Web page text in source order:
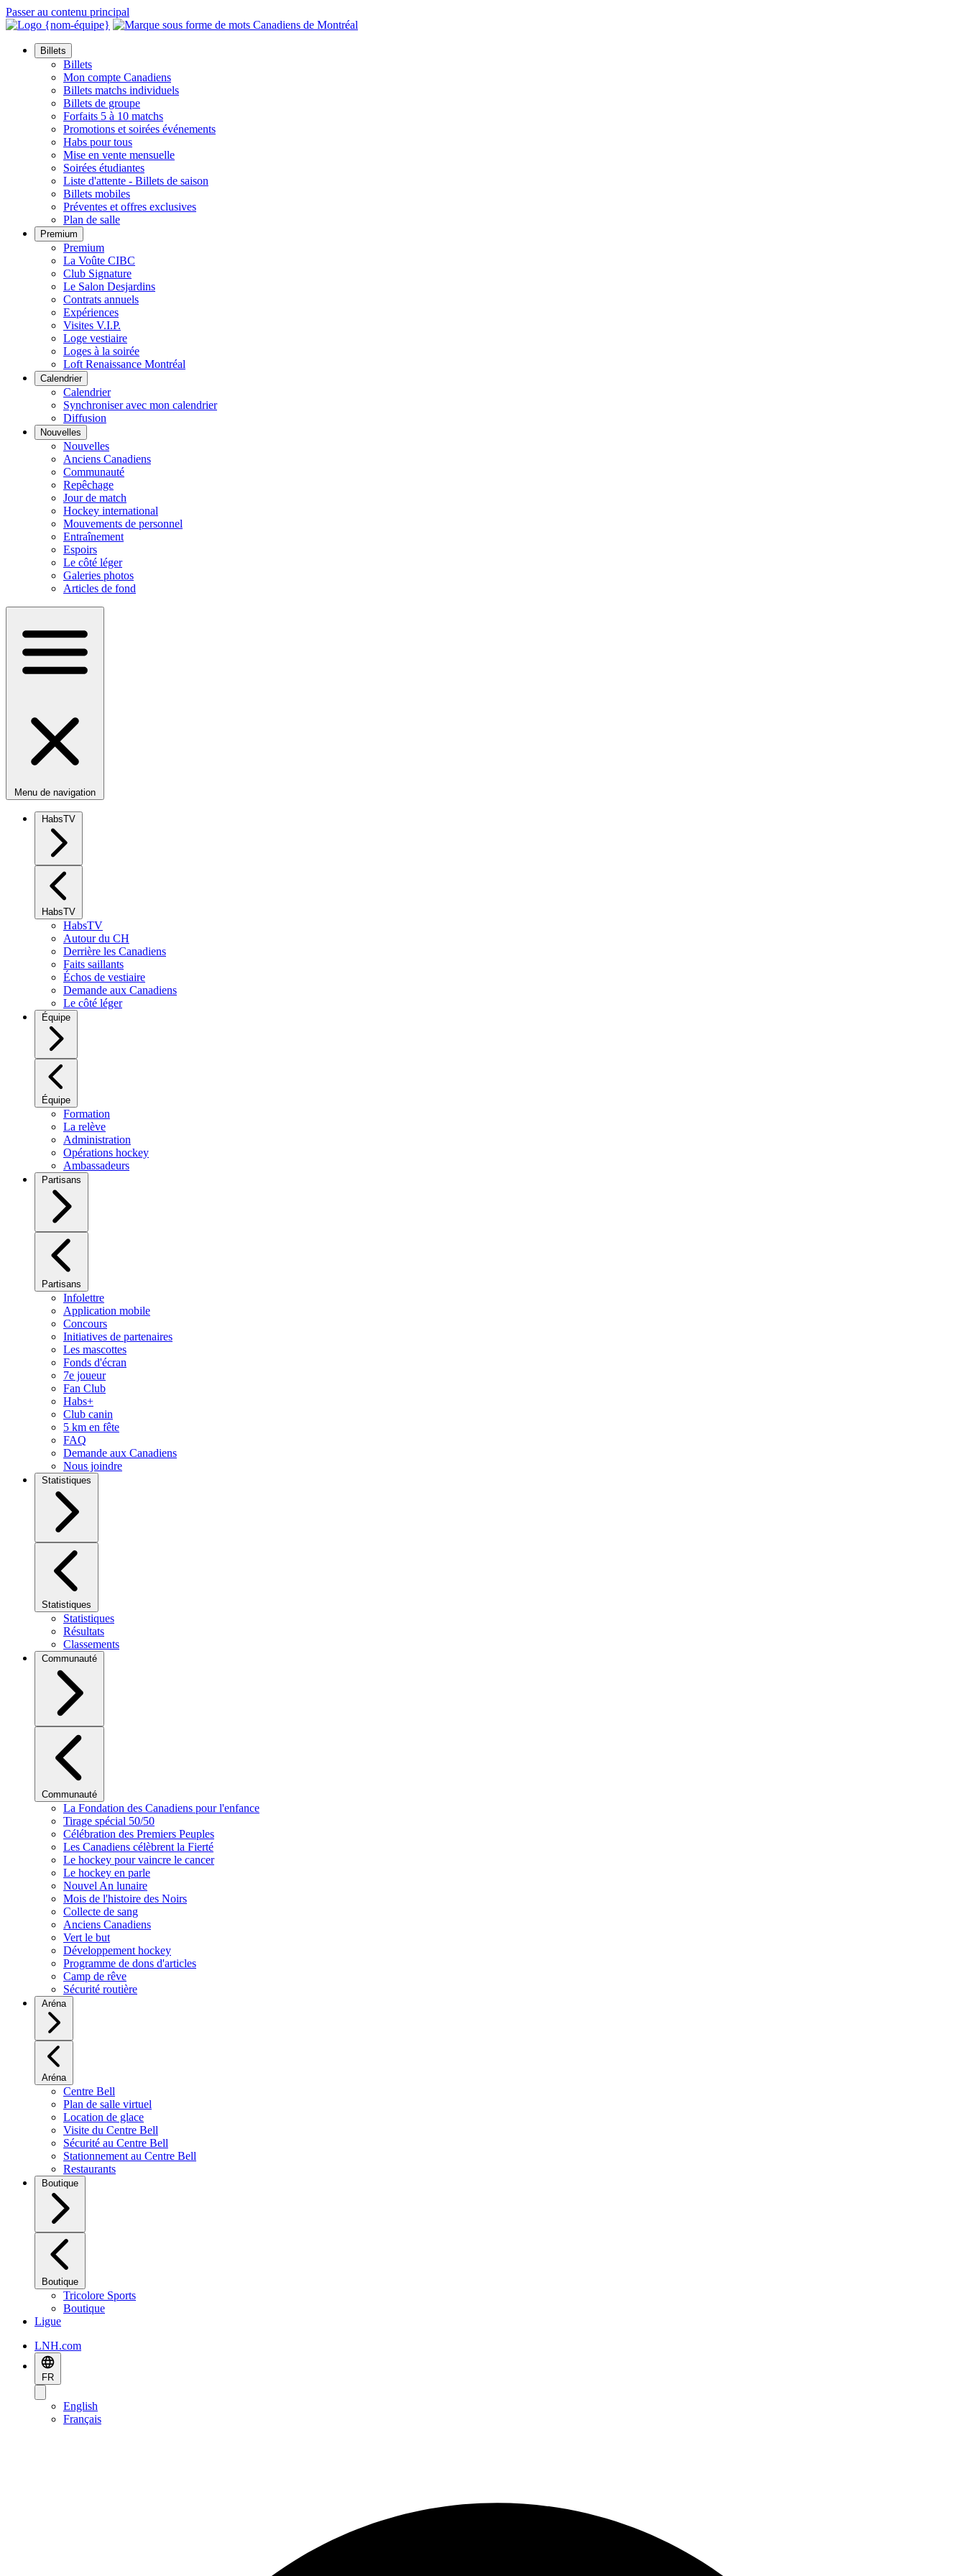
Passer au contenu principal
Billets
Billets
Mon compte Canadiens
Billets matchs individuels
Billets de groupe
Forfaits 5 à 10 matchs
Promotions et soirées événements
Habs pour tous
Mise en vente mensuelle
Soirées étudiantes
Liste d'attente - Billets de saison
Billets mobiles
Préventes et offres exclusives
Plan de salle
Premium
Premium
La Voûte CIBC
Club Signature
Le Salon Desjardins
Contrats annuels
Expériences
Visites V.I.P.
Loge vestiaire
Loges à la soirée
Loft Renaissance Montréal
Calendrier
Calendrier
Synchroniser avec mon calendrier
Diffusion
Nouvelles
Nouvelles
Anciens Canadiens
Communauté
Repêchage
Jour de match
Hockey international
Mouvements de personnel
Entraînement
Espoirs
Le côté léger
Galeries photos
Articles de fond
Menu de navigation
HabsTV
HabsTV
HabsTV
Autour du CH
Derrière les Canadiens
Faits saillants
Échos de vestiaire
Demande aux Canadiens
Le côté léger
Équipe
Équipe
Formation
La relève
Administration
Opérations hockey
Ambassadeurs
Partisans
Partisans
Infolettre
Application mobile
Concours
Initiatives de partenaires
Les mascottes
Fonds d'écran
7e joueur
Fan Club
Habs+
Club canin
5 km en fête
FAQ
Demande aux Canadiens
Nous joindre
Statistiques
Statistiques
Statistiques
Résultats
Classements
Communauté
Communauté
La Fondation des Canadiens pour l'enfance
Tirage spécial 50/50
Célébration des Premiers Peuples
Les Canadiens célèbrent la Fierté
Le hockey pour vaincre le cancer
Le hockey en parle
Nouvel An lunaire
Mois de l'histoire des Noirs
Collecte de sang
Anciens Canadiens
Vert le but
Développement hockey
Programme de dons d'articles
Camp de rêve
Sécurité routière
Aréna
Aréna
Centre Bell
Plan de salle virtuel
Location de glace
Visite du Centre Bell
Sécurité au Centre Bell
Stationnement au Centre Bell
Restaurants
Boutique
Boutique
Tricolore Sports
Boutique
Ligue
LNH.com
FR
English
Français